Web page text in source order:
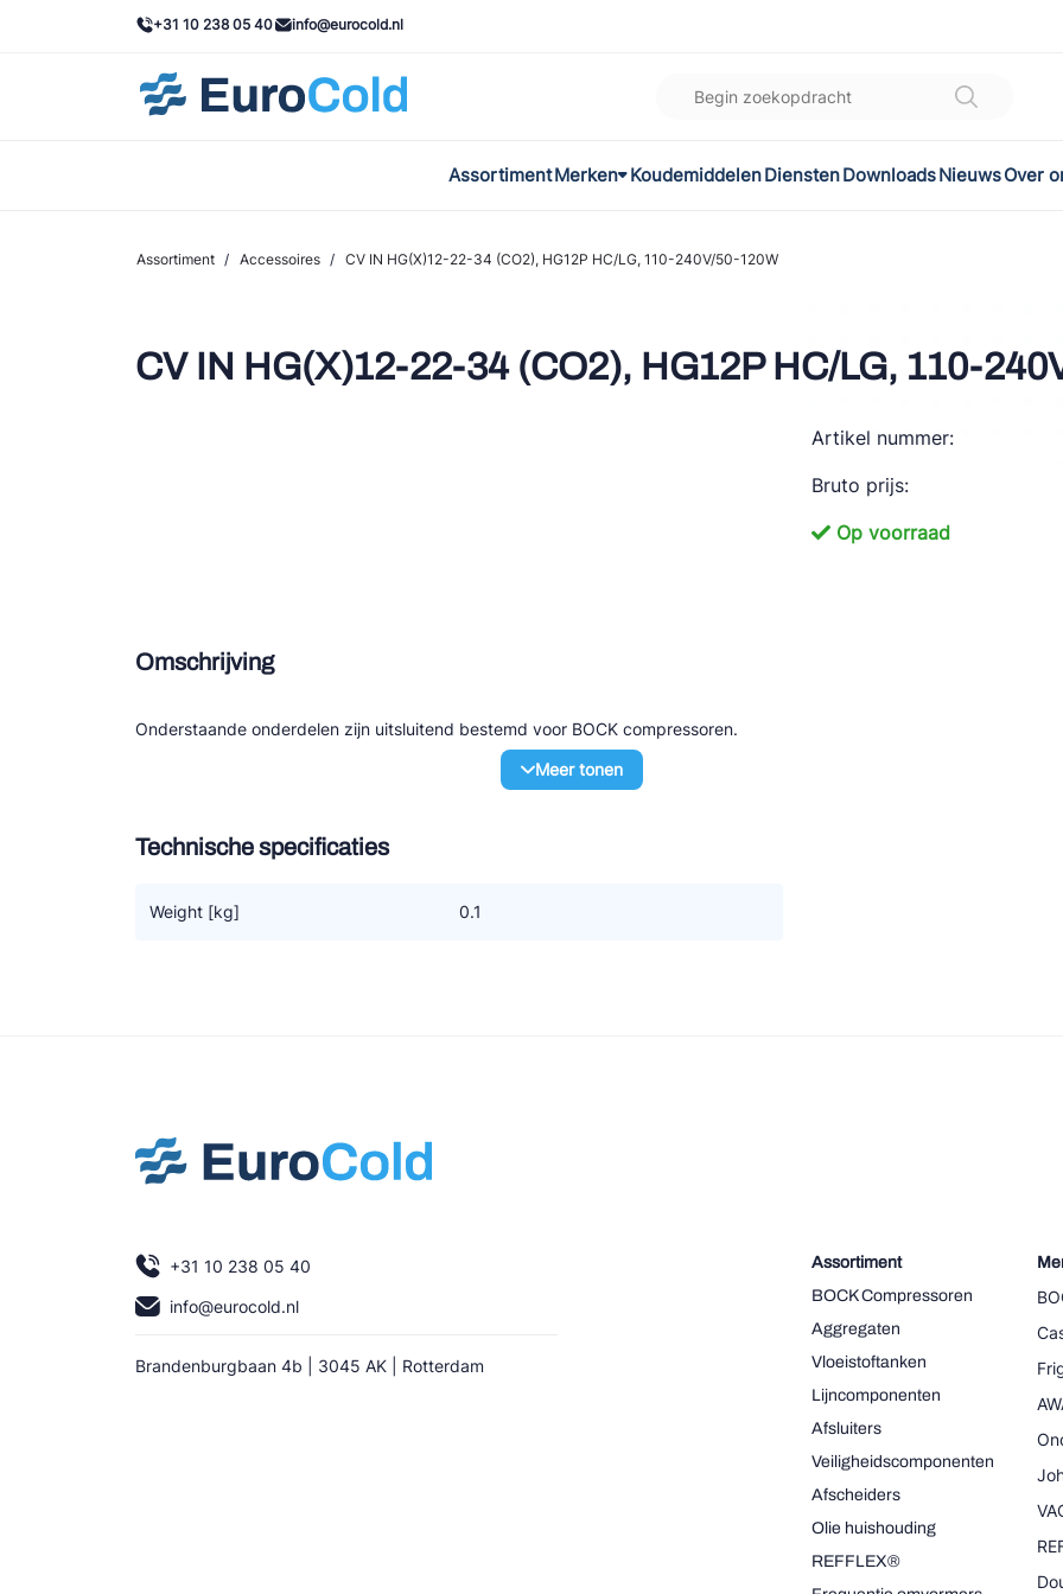
+31 10 238 05 40 info@eurocold.nl
AssortimentMerken
Castel
AWA
KoudemiddelenDienstenDownloadsNieuwsOver
Assortiment / Accessoires / CV IN HG(X)12-22-34 (CO2), HG12P HC/LG, 110-240V/50-120W
CV IN HG(X)12-22-34 (CO2), HG12P HC/LG, 110-
Artikel nummer:
Bruto prijs:
Op voorraad
Omschrijving
Onderstaande onderdelen zijn uitsluitend bestemd voor BOCK compressoren.
Meer tonen
Technische specificaties
Weight [kg] 0.1
+31 10 238 05 40
info@eurocold.nl
Brandenburgbaan 4b | 3045 AK | Rotterdam
Assortiment
BOCK Compressoren
Aggregaten
Vloeistoftanken
Lijncomponenten
Afsluiters
Veiligheidscomponenten
Afscheiders
Olie huishouding
REFFLEX®